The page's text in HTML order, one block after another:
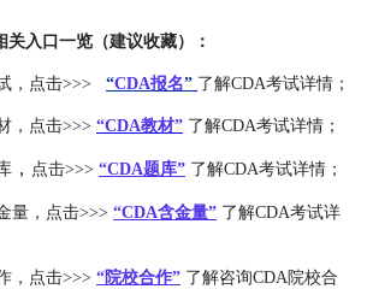
入口一览（建议收藏）：
，点击>>> “CDA报名” 了解CDA考试详情；
，点击>>> “CDA教材” 了解CDA考试详情；
， 点击>>> “CDA题库” 了解CDA考试详情；
量 ，点击>>> “CDA含金量” 了解CDA考试详
，点击>>> “院校合作” 了解咨询CDA院校合